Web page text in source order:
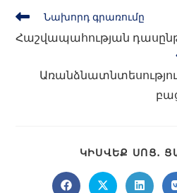
Նախորդ գրառումը
Հաշվապահության
ԿԻՍՎԵՔ ՍՈՑ․